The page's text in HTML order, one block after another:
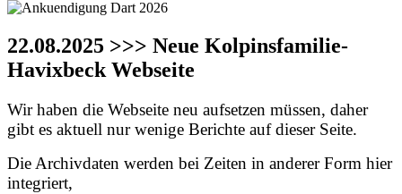
22.08.2025 >>> Neue Kolpinsfamilie-
Havixbeck Webseite
Wir haben die Webseite neu aufsetzen müssen, daher
gibt es aktuell nur wenige Berichte auf dieser Seite.
Die Archivdaten werden bei Zeiten in anderer Form hier
integriert,